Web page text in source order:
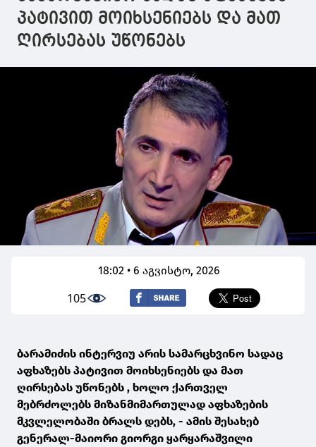
პატივით მოიხსენიებს და მათ
ღირსებას უწონებს
18:02 • 6 აგვისტო, 2026
105
ბარამიძის ინტერვიუ არის სამარცხვინო სადაც
აფხაზებს პატივით მოიხსენიებს და მათ
ღირსებას უწონებს , ხოლო ქართველ
მებრძოლებს მიზანმიმართულად აფხაზების
მკვლელობაში ბრალს დებს, - ამის შესახებ
გენერალ-მაიორი გიორგი ყარყარაშვილი